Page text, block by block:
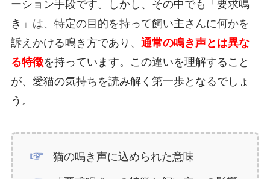
ーション手段です。しかし、その中でも「要求鳴
き」は、特定の目的を持って飼い主さんに何かを
訴えかける鳴き方であり、 通常の鳴き声とは異な
る特徴を持っています。この違いを理解すること
が、愛猫の気持ちを読み解く第一歩となるでしょ
う。
猫の鳴き声に込められた意味